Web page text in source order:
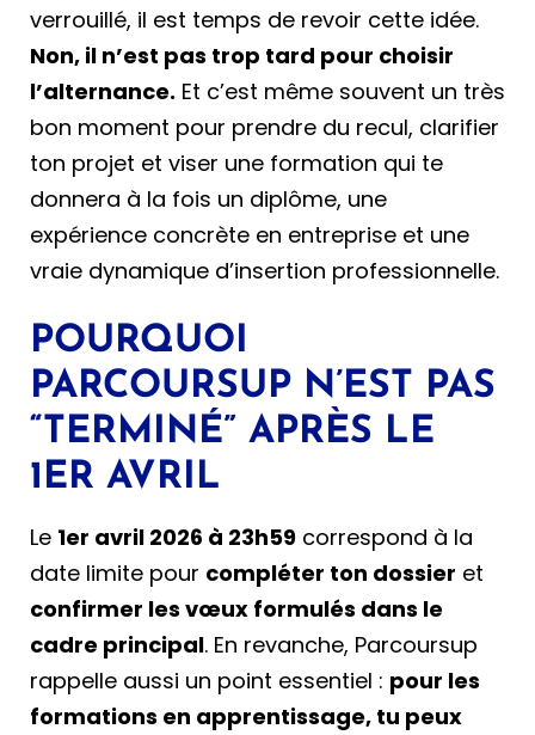
verrouillé, il est temps de revoir cette idée.
Non, il n’est pas trop tard pour choisir
l’alternance. Et c’est même souvent un très
bon moment pour prendre du recul, clarifier
ton projet et viser une formation qui te
donnera à la fois un diplôme, une
expérience concrète en entreprise et une
vraie dynamique d’insertion professionnelle.
POURQUOI
PARCOURSUP N’EST PAS
“TERMINÉ” APRÈS LE
1ER AVRIL
Le 1er avril 2026 à 23h59 correspond à la
date limite pour compléter ton dossier et
confirmer les vœux formulés dans le
cadre principal. En revanche, Parcoursup
rappelle aussi un point essentiel : pour les
formations en apprentissage, tu peux